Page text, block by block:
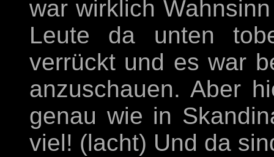
war wirklich
Leute da unten
verrückt und es war
anzuschauen. Aber
genau wie in
viel! (lacht) Und da